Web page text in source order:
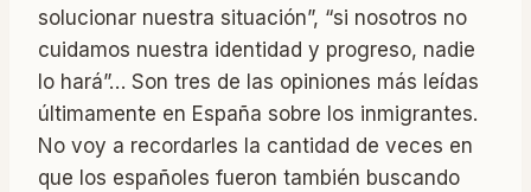
solucionar nuestra situación”, “si nosotros no
cuidamos nuestra identidad y progreso, nadie
lo hará”… Son tres de las opiniones más leídas
últimamente en España sobre los inmigrantes.
No voy a recordarles la cantidad de veces en
que los españoles fueron también buscando